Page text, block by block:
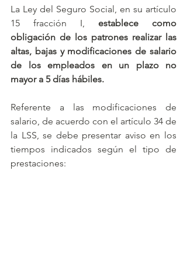
La Ley del Seguro Social, en su artículo
15 fracción I, establece como
obligación de los patrones realizar las
altas, bajas y modificaciones de salario
de los empleados en un plazo no
mayor a 5 días hábiles.
Referente a las modificaciones de
salario, de acuerdo con el artículo 34 de
la LSS, se debe presentar aviso en los
tiempos indicados según el tipo de
prestaciones: